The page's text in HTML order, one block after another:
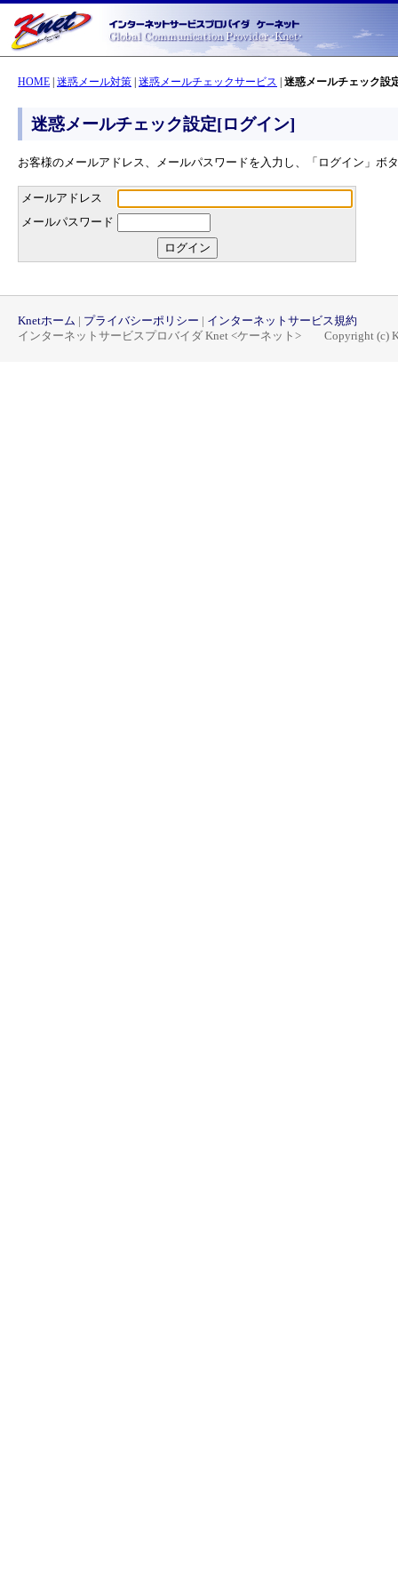
HOME 迷惑メール対策 迷惑メールチェックサービス 迷惑メールチェック設
迷惑メールチェック設定[ログイン]
お客様のメールアドレス、メールパスワードを入力し、「ログイン」ボ
メールアドレス
メールパスワード
Knetホーム プライバシーポリシー
インターネットサービス規約
インターネットサービスプロバイダ Knet <ケーネット> Copyright (c)